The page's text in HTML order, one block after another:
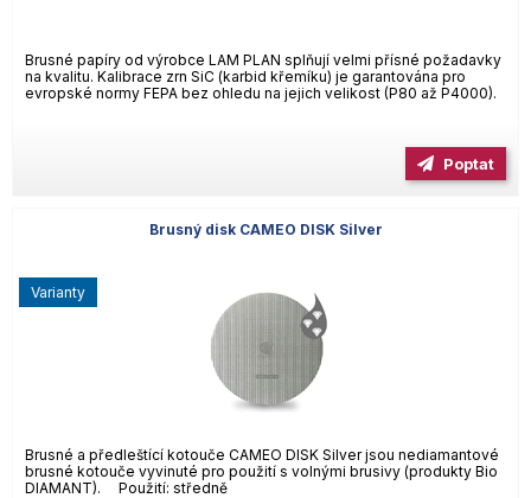
Brusné papíry od výrobce LAM PLAN splňují velmi přísné požadavky
na kvalitu. Kalibrace zrn SiC (karbid křemíku) je garantována pro
evropské normy FEPA bez ohledu na jejich velikost (P80 až P4000).
Poptat
Brusný disk CAMEO DISK Silver
Brusné a předleštící kotouče CAMEO DISK Silver jsou nediamantové
brusné kotouče vyvinuté pro použití s volnými brusivy (produkty Bio
DIAMANT). Použití: středně
varianty